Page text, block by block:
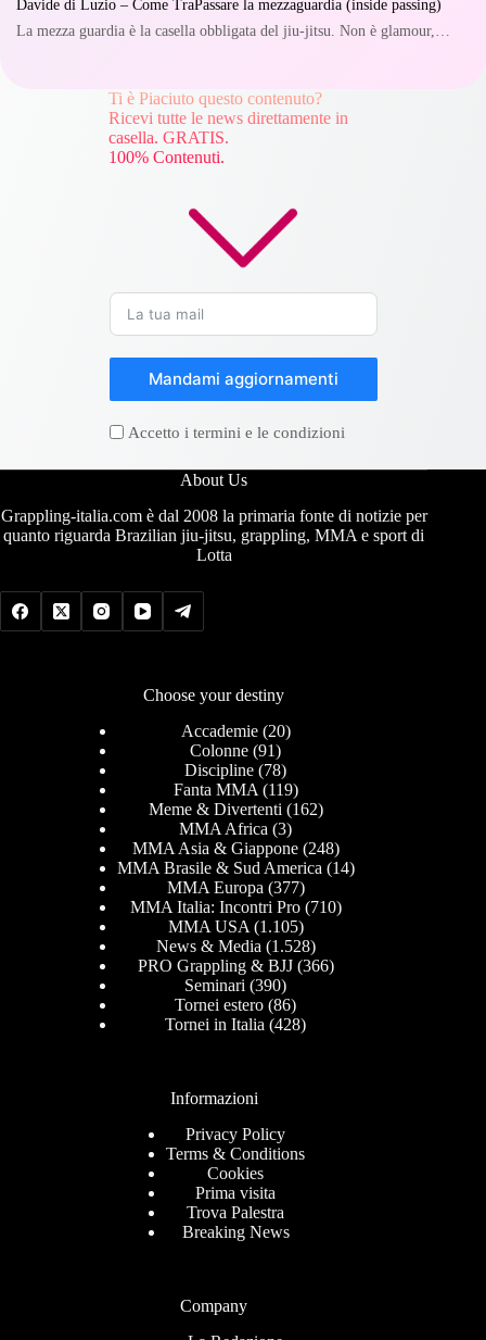
Davide di Luzio – Come TraPassare la mezzaguardia (inside passing)
La mezza guardia è la casella obbligata del jiu-jitsu. Non è glamour,…
Ti è Piaciuto questo contenuto?
Ricevi tutte le news direttamente in
casella. GRATIS.
100% Contenuti.
Mandami aggiornamenti
Accetto i termini e le condizioni
About Us
Grappling-italia.com è dal 2008 la primaria fonte di notizie per
quanto riguarda Brazilian jiu-jitsu, grappling, MMA e sport di
Lotta
Choose your destiny
Accademie(20)
Colonne (91)
Discipline (78)
Fanta MMA (119)
Meme & Divertenti (162)
MMA Africa (3)
MMA Asia & Giappone(248)
MMA Brasile & Sud America (14)
MMA Europa (377)
MMA Italia: Incontri Pro(710)
MMA USA (1.105)
News & Media (1.528)
PRO Grappling & BJJ(366)
Seminari (390)
Tornei estero (86)
Tornei in Italia (428)
Informazioni
Privacy Policy
Terms & Conditions
Cookies
Prima visita
Trova Palestra
Breaking News
Company